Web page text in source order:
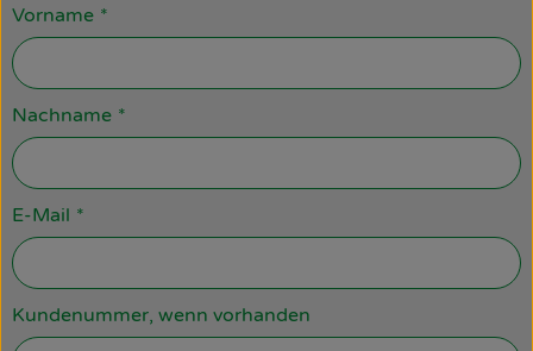
Vorname *
Nachname *
E-Mail *
Kundenummer, wenn vorhanden